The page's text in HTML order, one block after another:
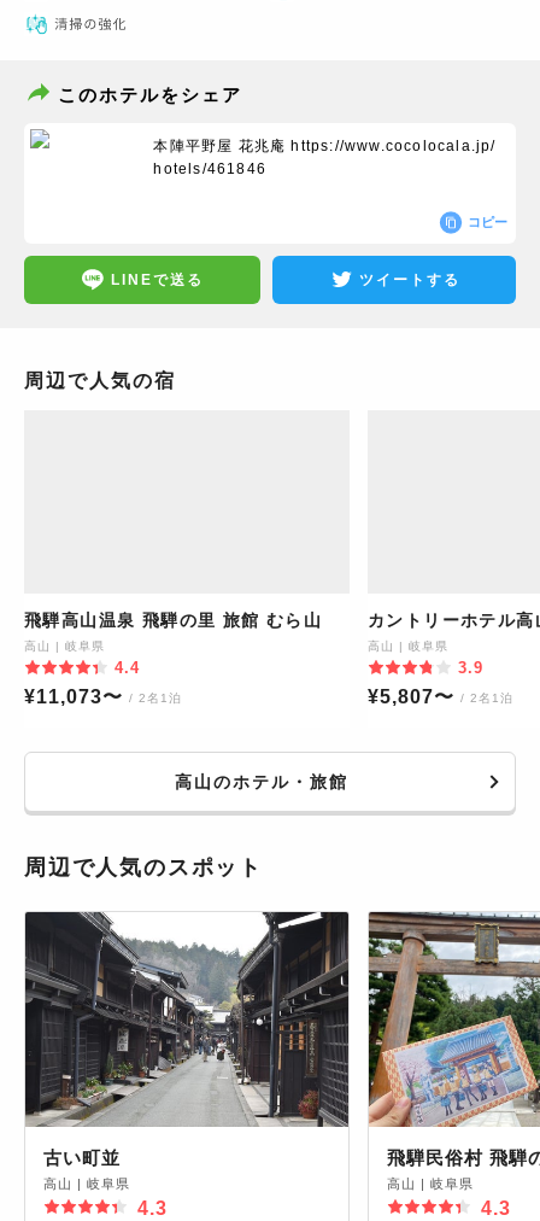
このホテルをシェア
本陣平野屋 花兆庵 https://www.cocolocala.jp/
hotels/461846
コピー
LINEで送る ツイートする
周辺で人気の宿
飛騨高山温泉 飛騨の里 旅館 むら山
高山 | 岐阜県
4.4
¥11,073〜 / 2名1泊
カントリーホテル高
高山 | 岐阜県
3.9
¥5,807〜 / 2名1泊
高山のホテル・旅館
周辺で人気のスポット
古い町並
高山 | 岐阜県
4.3
飛騨民俗村 飛騨
高山 | 岐阜県
4.3